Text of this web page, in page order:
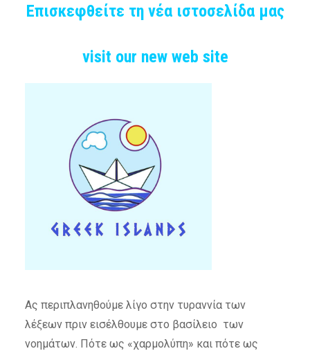
Επισκεφθείτε τη νέα ιστοσελίδα μας
visit our new web site
Ας περιπλανηθούμε λίγο στην τυραννία των
λέξεων πριν εισέλθουμε στο βασίλειο των
νοημάτων. Πότε ως «χαρμολύπη» και πότε ως